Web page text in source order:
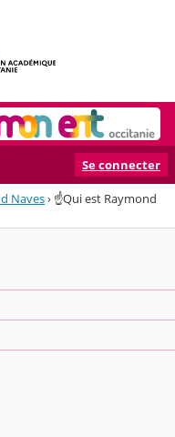
Se connecter
Naves› ☝️Qui est Raymond